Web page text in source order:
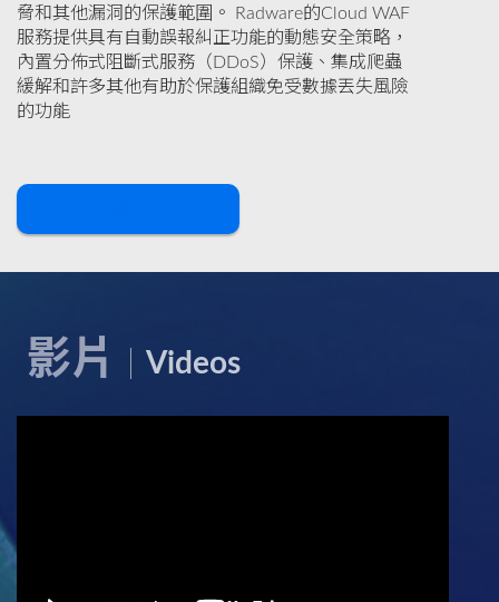
脅和其他漏洞的保護範圍。 Radware的Cloud WAF
服務提供具有自動誤報糾正功能的動態安全策略，
內置分佈式阻斷式服務（DDoS）保護、集成爬蟲
緩解和許多其他有助於保護組織免受數據丟失風險
的功能
影片 Videos